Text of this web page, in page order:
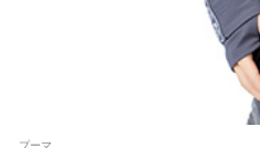
プーマ